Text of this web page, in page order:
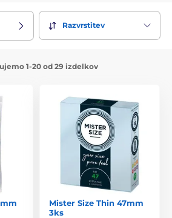
Razvrstitev
1-20 od 29 izdelkov
Mister Size Thin 47mm
3ks